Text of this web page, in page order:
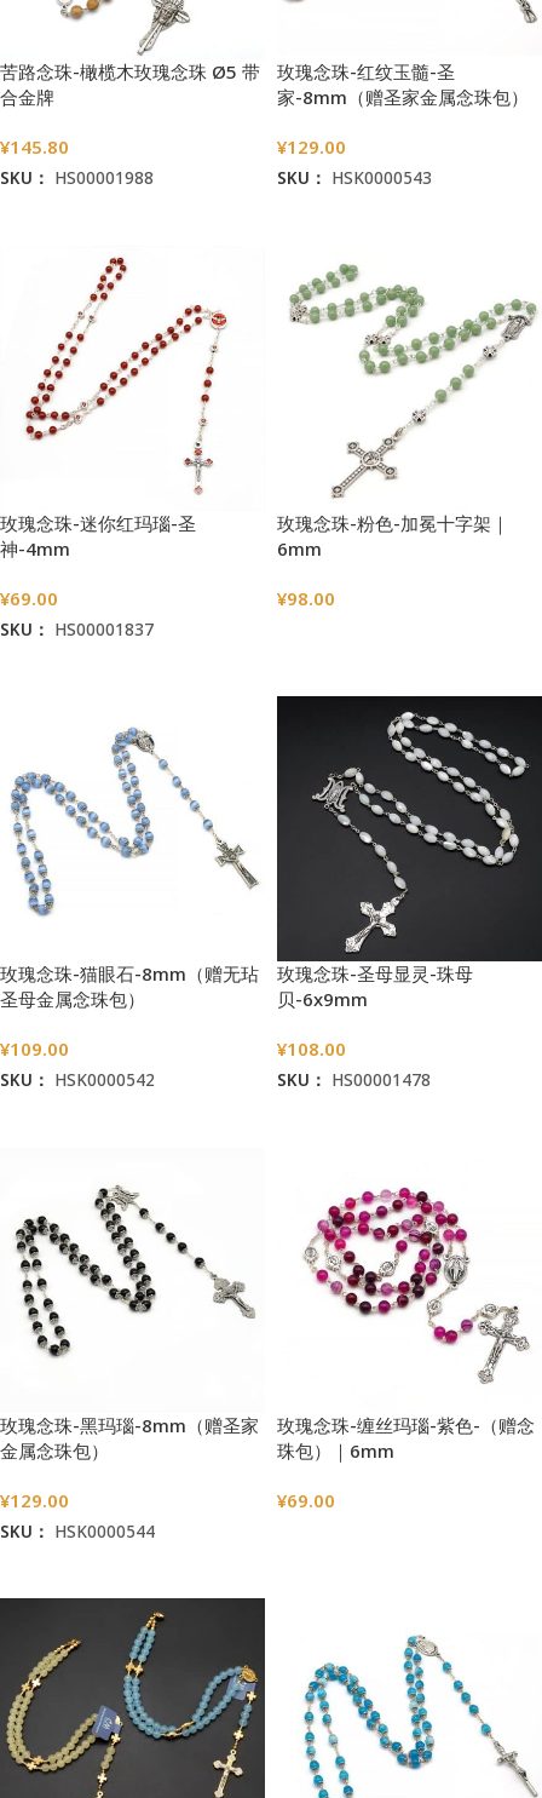
苦路念珠-橄榄木玫瑰念珠 Ø5 带
合金牌
¥145.80
SKU： HS00001988
玫瑰念珠-红纹玉髓-圣
家-8mm（赠圣家金属念珠包）
¥129.00
SKU： HSK0000543
玫瑰念珠-迷你红玛瑙-圣
神-4mm
¥69.00
SKU： HS00001837
玫瑰念珠-粉色-加冕十字架｜
6mm
¥98.00
玫瑰念珠-猫眼石-8mm（赠无玷
圣母金属念珠包）
¥109.00
SKU： HSK0000542
玫瑰念珠-圣母显灵-珠母
贝-6x9mm
¥108.00
SKU： HS00001478
玫瑰念珠-黑玛瑙-8mm（赠圣家
金属念珠包）
¥129.00
SKU： HSK0000544
玫瑰念珠-缠丝玛瑙-紫色-（赠念
珠包）｜6mm
¥69.00